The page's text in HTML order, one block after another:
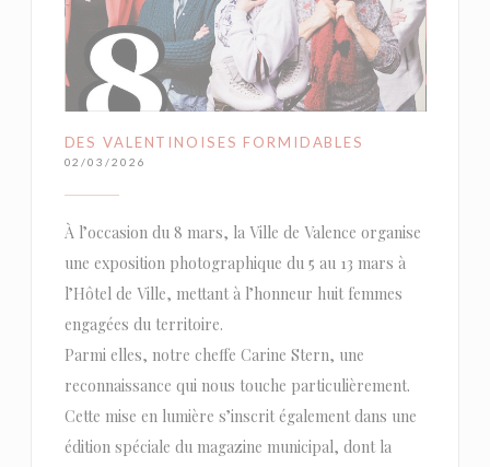
DES VALENTINOISES FORMIDABLES
02/03/2026
À l’occasion du 8 mars, la Ville de Valence organise
une exposition photographique du 5 au 13 mars à
l’Hôtel de Ville, mettant à l’honneur huit femmes
engagées du territoire.
Parmi elles, notre cheffe Carine Stern, une
reconnaissance qui nous touche particulièrement.
Cette mise en lumière s’inscrit également dans une
édition spéciale du magazine municipal, dont la